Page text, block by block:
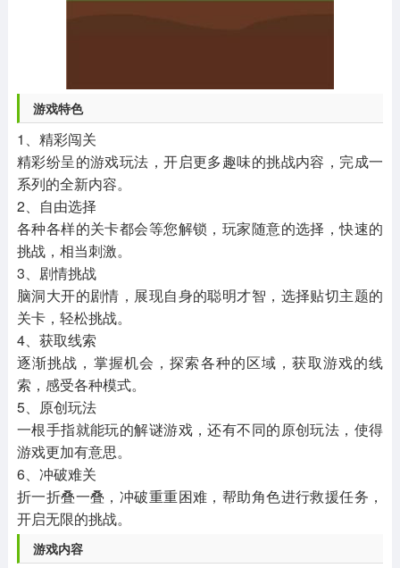
游戏特色
1、精彩闯关
精彩纷呈的游戏玩法，开启更多趣味的挑战内容，完成一
系列的全新内容。
2、自由选择
各种各样的关卡都会等您解锁，玩家随意的选择，快速的
挑战，相当刺激。
3、剧情挑战
脑洞大开的剧情，展现自身的聪明才智，选择贴切主题的
关卡，轻松挑战。
4、获取线索
逐渐挑战，掌握机会，探索各种的区域，获取游戏的线
索，感受各种模式。
5、原创玩法
一根手指就能玩的解谜游戏，还有不同的原创玩法，使得
游戏更加有意思。
6、冲破难关
折一折叠一叠，冲破重重困难，帮助角色进行救援任务，
开启无限的挑战。
游戏内容